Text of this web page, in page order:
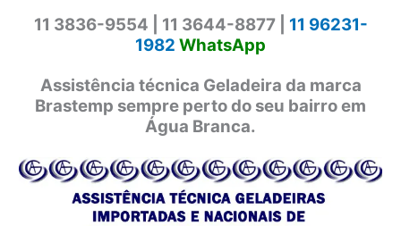
11 3836-9554 | 11 3644-8877 | 11 96231-
1982 WhatsApp
Assistência técnica Geladeira da marca
Brastemp sempre perto do seu bairro em
Água Branca.